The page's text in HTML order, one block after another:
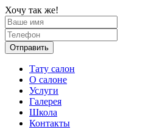
Хочу так же!
Отправить
Тату салон
О салоне
Услуги
Галерея
Школа
Контакты